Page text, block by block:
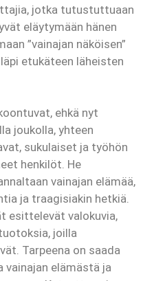
jotka tutustuttuaan
eläytymään hänen
”vainajan näköisen”
etukäteen läheisten
ehkä nyt
joukolla, yhteen
sukulaiset ja työhön
henkilöt. He
vainajan elämää,
ja traagisiakin hetkiä.
esittelevät valokuvia,
joilla
Tarpeena on saada
vainajan elämästä ja